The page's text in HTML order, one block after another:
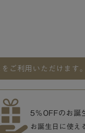
ご利用いただけます。
5％OFFのお誕
お誕生日に使え